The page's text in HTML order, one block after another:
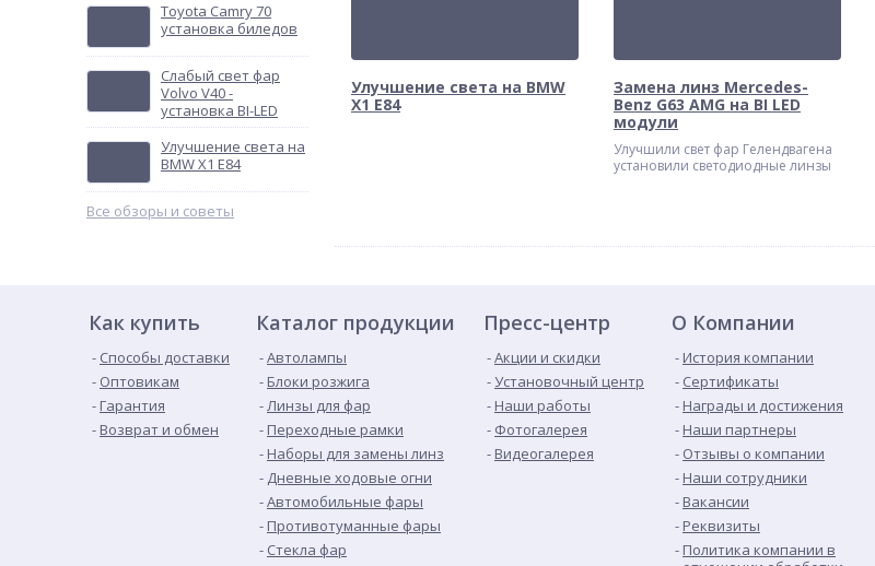
Toyota Camry 70
установка биледов
Слабый свет фар
Volvo V40 -
установка BI-LED
Улучшение света на
BMW X1 E84
Все обзоры и советы
Улучшение света на BMW
X1 E84
Замена линз Mercedes-
Benz G63 AMG на BI LED
модули
Улучшили свет фар Гелендвагена
установили светодиодные линзы
Как купить
Способы доставки
Оптовикам
Гарантия
Возврат и обмен
Каталог продукции
Автолампы
Блоки розжига
Линзы для фар
Переходные рамки
Наборы для замены линз
Дневные ходовые огни
Автомобильные фары
Противотуманные фары
Стекла фар
Пресс-центр
Акции и скидки
Установочный центр
Наши работы
Фотогалерея
Видеогалерея
О Компании
История компании
Сертификаты
Награды и достижения
Наши партнеры
Отзывы о компании
Наши сотрудники
Вакансии
Реквизиты
Политика компании в